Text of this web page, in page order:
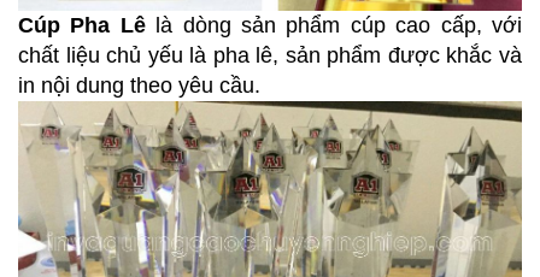
Cúp Pha Lêlà dòng sản phẩm cúp cao cấp, với
chất liệu chủ yếu là pha lê, sản phẩm được khắc và
in nội dung theo yêu cầu.